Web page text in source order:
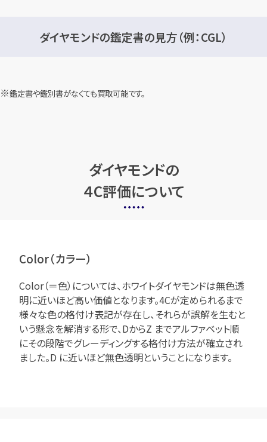
ダイヤモンドの鑑定書の見方（例：CGL）
鑑定書や鑑別書がなくても買取可能です。
ダイヤモンドの
４C評価について
Color（カラー）
Color（＝色）については、ホワイトダイヤモンドは無色透
明に近いほど高い価値となります。4Cが定められるまで
様々な色の格付け表記が存在し、それらが誤解を生むと
いう懸念を解消する形で、DからZ までアルファベット順
にその段階でグレーディングする格付け方法が確立され
ました。D に近いほど無色透明ということになります。